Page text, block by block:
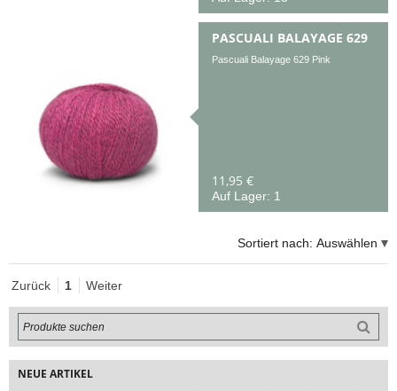
PASCUALI BALAYAGE 629
Pascuali Balayage 629 Pink
11,95 €
Auf Lager: 1
Sortiert nach: Auswählen
Zurück 1 Weiter
NEUE ARTIKEL